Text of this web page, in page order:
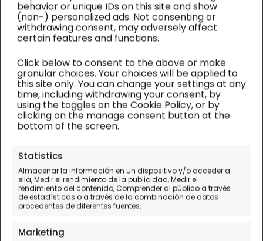
behavior or unique IDs on this site and show
(non-) personalized ads. Not consenting or
withdrawing consent, may adversely affect
certain features and functions.
Click below to consent to the above or make
granular choices. Your choices will be applied to
this site only. You can change your settings at any
time, including withdrawing your consent, by
using the toggles on the Cookie Policy, or by
clicking on the manage consent button at the
bottom of the screen.
Statistics
Almacenar la información en un dispositivo y/o acceder a
ella, Medir el rendimiento de la publicidad, Medir el
rendimiento del contenido, Comprender al público a través
de estadísticas o a través de la combinación de datos
procedentes de diferentes fuentes.
Marketing
Cassia Lodge en
Kampala